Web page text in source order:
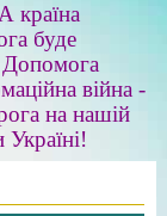
країна
буде
Допомога
війна -
на нашій